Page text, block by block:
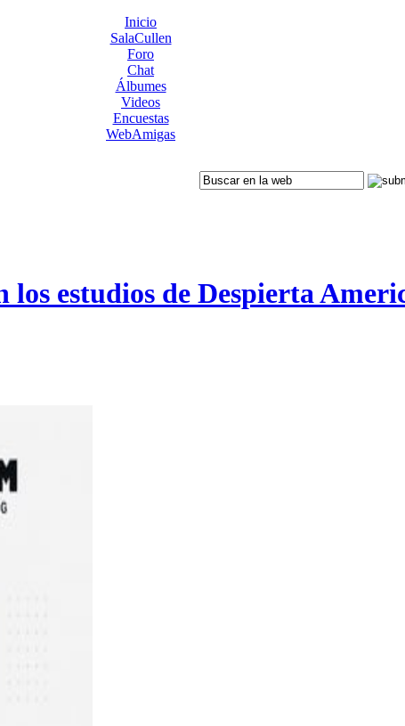
Inicio
SalaCullen
Foro
Chat
Álbumes
Videos
Encuestas
WebAmigas
estudios de Despierta